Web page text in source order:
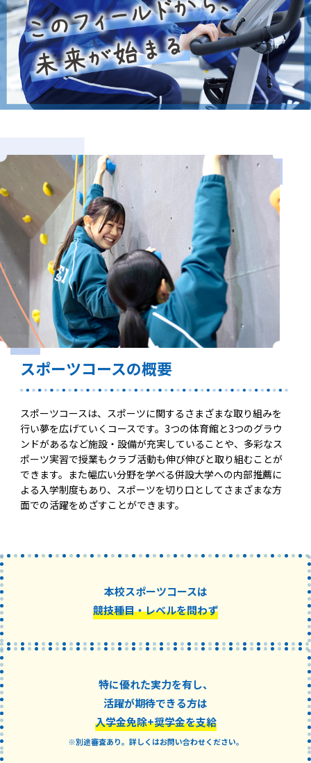
スポーツコースの概要
スポーツコースは、スポーツに関するさまざまな取り組みを
行い夢を広げていくコースです。3つの体育館と3つのグラウ
ンドがあるなど施設・設備が充実していることや、多彩なス
ポーツ実習で授業もクラブ活動も伸び伸びと取り組むことが
できます。また幅広い分野を学べる併設大学への内部推薦に
よる入学制度もあり、スポーツを切り口としてさまざまな方
面での活躍をめざすことができます。
本校スポーツコースは
競技種目・レベルを問わず
特に優れた実力を有し、
活躍が期待できる方は
入学金免除+奨学金を支給
※別途審査あり。詳しくはお問い合わせください。